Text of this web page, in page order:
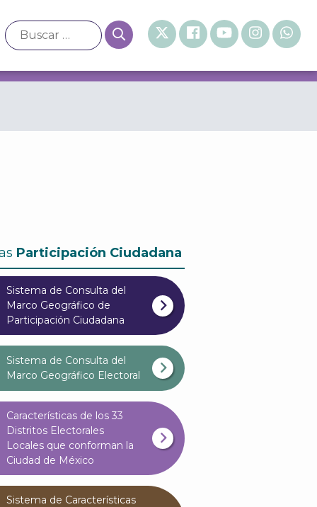
Participativo 2020
Participación Ciudadana
Sistema de Consulta del
Marco Geográfico de
Participación Ciudadana
Sistema de Consulta del
Marco Geográfico Electoral
Características de los 33
Distritos Electorales
Locales que conforman la
Ciudad de México
Sistema de Características